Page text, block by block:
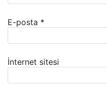
E-posta *
İnternet sitesi